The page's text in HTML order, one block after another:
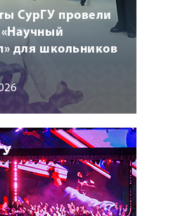
СурГУ провели
для школьников